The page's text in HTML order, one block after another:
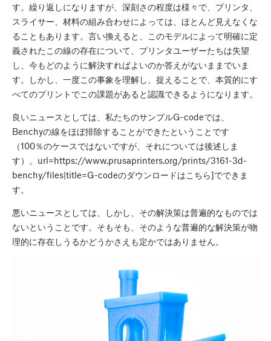
す。繰り返しになりますが、深刻さの程度は様々で、プリンタ、
スライサー、材料の組み合わせによっては、ほとんど見えなくな
ることもあります。言い換えると、このモデルによって明確に定
義されたこの線の存在について、プリンタユーザーたちは失望
し、今もどのように解決すればよいのか答えがないままでいま
す。しかし、一度この事象を理解し、捉えることで、本質的にす
べてのプリントでこの課題があると認識できるようになります。
良いニュースとしては、私たちのサンプルG-codeでは、
Benchyの線をほぼ排除することができたということです
（100％のケースではないですが、それについては後述しま
す）。url=https://www.prusaprinters.org/prints/3161-3d-
benchy/files|title=G-codeのダウンロードはこちら]でできま
す。
悪いニュースとしては、しかし、その解決策は普遍的なものでは
ないということです。そもそも、そのような普遍的な解決策が物
理的に存在しうるかどうかさえも定かではありません。